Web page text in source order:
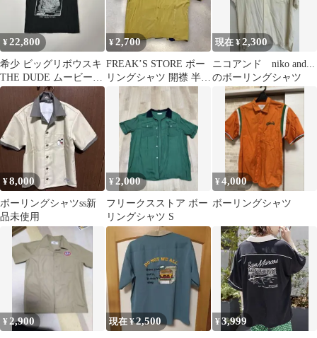
¥22,800
希少 ビッグリボウスキ
THE DUDE ムービー L
サイズ Tシャツ M&O
D6 1726
¥2,700
FREAK’S STORE ボー
リングシャツ 開襟 半袖
刺繍 オープンカラー
現在 ¥2,300
ニコアンド niko and...
のボーリングシャツ
¥8,000
ボーリングシャツss新
品未使用
¥2,000
フリークスストア ボー
リングシャツ S
¥4,000
ボーリングシャツ
¥ 2,900 現在 ¥2,500 ¥3,999